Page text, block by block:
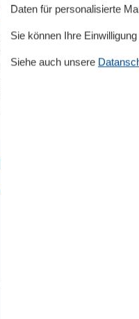
2 Personen
Personen
Ausstattung
Daten für personalisierte
Sie können Ihre
Siehe auch unsere